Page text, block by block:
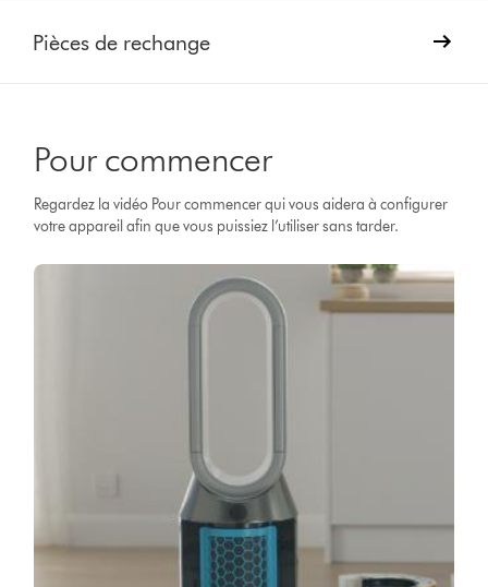
Pièces de rechange
Pour commencer
Regardez la vidéo Pour commencer qui vous aidera à configurer
votre appareil afin que vous puissiez l’utiliser sans tarder.